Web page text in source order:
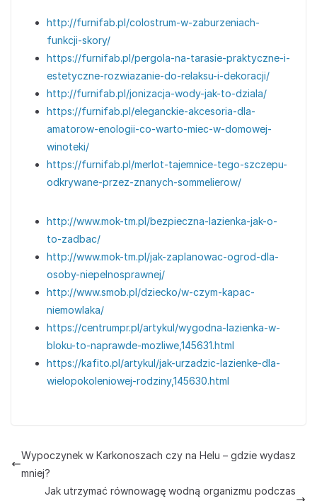
http://furnifab.pl/colostrum-w-zaburzeniach-
funkcji-skory/
https://furnifab.pl/pergola-na-tarasie-praktyczne-i-
estetyczne-rozwiazanie-do-relaksu-i-dekoracji/
http://furnifab.pl/jonizacja-wody-jak-to-dziala/
https://furnifab.pl/eleganckie-akcesoria-dla-
amatorow-enologii-co-warto-miec-w-domowej-
winoteki/
https://furnifab.pl/merlot-tajemnice-tego-szczepu-
odkrywane-przez-znanych-sommelierow/
http://www.mok-tm.pl/bezpieczna-lazienka-jak-o-
to-zadbac/
http://www.mok-tm.pl/jak-zaplanowac-ogrod-dla-
osoby-niepelnosprawnej/
http://www.smob.pl/dziecko/w-czym-kapac-
niemowlaka/
https://centrumpr.pl/artykul/wygodna-lazienka-w-
bloku-to-naprawde-mozliwe,145631.html
https://kafito.pl/artykul/jak-urzadzic-lazienke-dla-
wielopokoleniowej-rodziny,145630.html
Wypoczynek w Karkonoszach czy na Helu – gdzie wydasz
mniej?
Jak utrzymać równowagę wodną organizmu podczas